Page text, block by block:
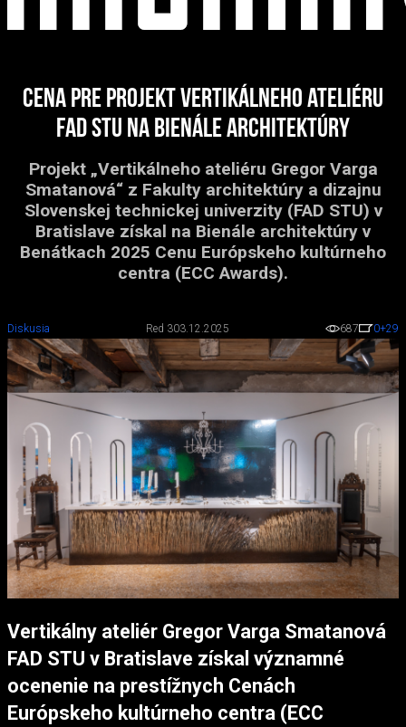
Cena pre projekt vertikálneho ateliéru
FAD STU na Bienále architektúry
Projekt „Vertikálneho ateliéru Gregor Varga
Smatanová“ z Fakulty architektúry a dizajnu
Slovenskej technickej univerzity (FAD STU) v
Bratislave získal na Bienále architektúry v
Benátkach 2025 Cenu Európskeho kultúrneho
centra (ECC Awards).
Diskusia Red 303.12.2025 687 0+29
Vertikálny ateliér Gregor Varga Smatanová
FAD STU v Bratislave získal významné
ocenenie na prestížnych Cenách
Európskeho kultúrneho centra (ECC